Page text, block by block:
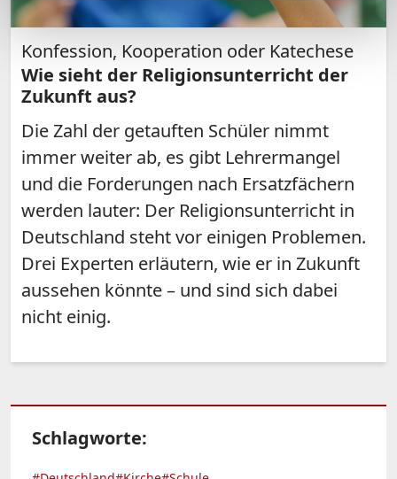
Konfession, Kooperation oder Katechese
Wie sieht der Religionsunterricht der
Zukunft aus?
Die Zahl der getauften Schüler nimmt
immer weiter ab, es gibt Lehrermangel
und die Forderungen nach Ersatzfächern
werden lauter: Der Religionsunterricht in
Deutschland steht vor einigen Problemen.
Drei Experten erläutern, wie er in Zukunft
aussehen könnte – und sind sich dabei
nicht einig.
Schlagworte: